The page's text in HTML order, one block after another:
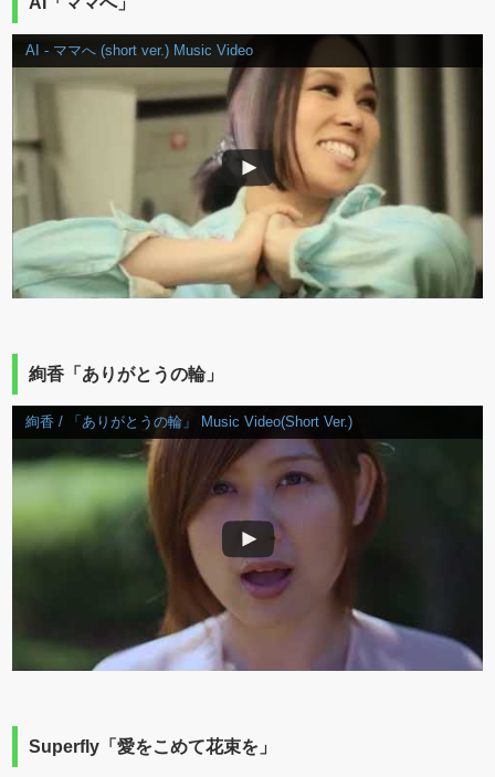
AI - ママへ (short ver.) Music Video
絢香「ありがとうの輪」
絢香 / 「ありがとうの輪」 Music Video(Short Ver.)
Superfly「愛をこめて花束を」